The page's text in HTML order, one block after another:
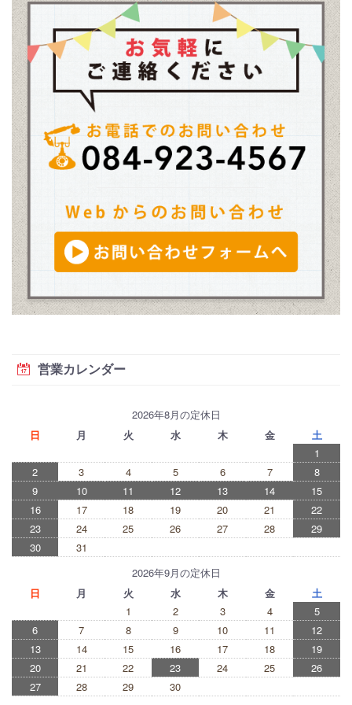
営業カレンダー
2026年8月の定休日
日
月 火 水 木 金
土
1
2
3 4 5 6 7
8
9
10 11 12 13 14
15
16
17 18 19 20 21
22
23
24 25 26 27 28
29
30
31
2026年9月の定休日
日
月 火 水 木 金
土
1
2 3 4
5
6
7 8 9 10 11
12
13
14 15 16 17 18
19
20
21 22 23 24 25
26
27
28 29 30